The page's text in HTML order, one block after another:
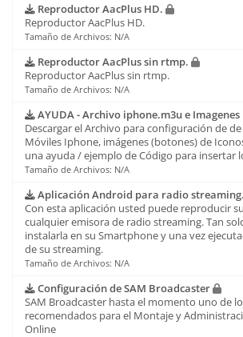
Reproductor AacPlus HD.
Reproductor AacPlus HD.
Tamaño de Archivos: N/A
Reproductor AacPlus sin rtmp.
Reproductor AacPlus sin rtmp.
Tamaño de Archivos: N/A
AYUDA - Archivo iphone.m3u e
Descargar el Archivo para configuración de
Móviles Iphone, imágenes (botones) de
una ayuda / ejemplo de Código para insertar
Tamaño de Archivos: N/A
Aplicación Android para radio streaming.
Con esta aplicación usted puede reproducir
cualquier emisora de radio streaming. Tan
instalarla en su Smartphone y una vez
de su streaming.
Tamaño de Archivos: N/A
Configuración de SAM Broadcaster
SAM Broadcaster hasta el momento uno de
recomendados para el Montaje y
Online